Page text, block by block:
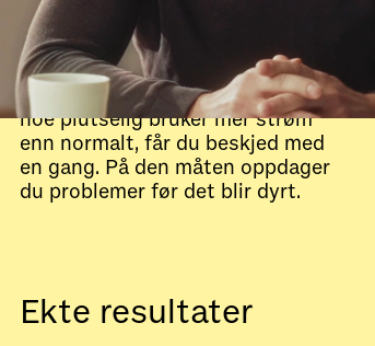
er som det skal
Noova Energy følger med på
strømbruken hele døgnet. Hvis
noe plutselig bruker mer strøm
enn normalt, får du beskjed med
en gang. På den måten oppdager
du problemer før det blir dyrt.
Ekte resultater